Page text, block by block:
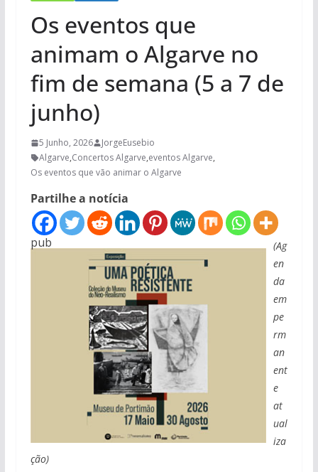
Os eventos que
animam o Algarve no
fim de semana (5 a 7 de
junho)
5 Junho, 2026
JorgeEusebio
Algarve,Concertos Algarve,eventos Algarve,
Os eventos que vão animar o Algarve
Partilhe a notícia
pub
(Ag
en
da
em
pe
rm
an
ent
e
at
ual
iza
ção)